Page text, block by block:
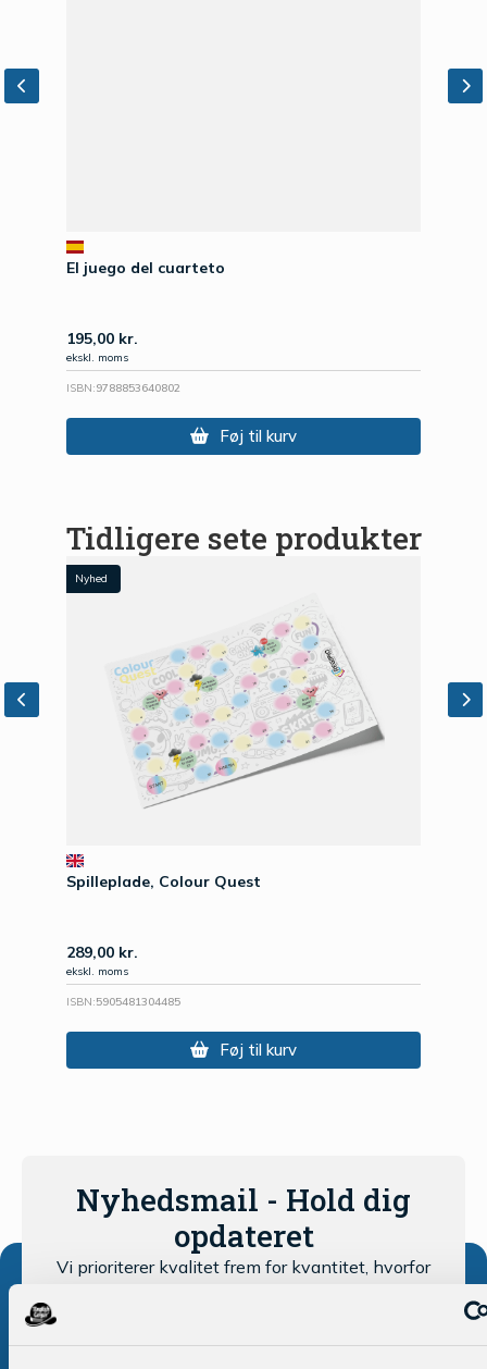
El juego del cuarteto
195,00 kr.
ekskl. moms
ISBN:9788853640802
Føj til kurv
Tidligere sete produkter
Nyhed
Spilleplade, Colour Quest
289,00 kr.
ekskl. moms
ISBN:5905481304485
Føj til kurv
Nyhedsmail - Hold dig
opdateret
Vi prioriterer kvalitet frem for kvantitet, hvorfor